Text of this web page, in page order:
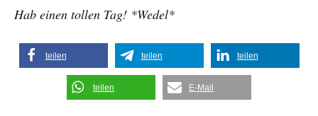
Hab einen tollen Tag! *Wedel*
teilen teilen teilen
teilen E-Mail